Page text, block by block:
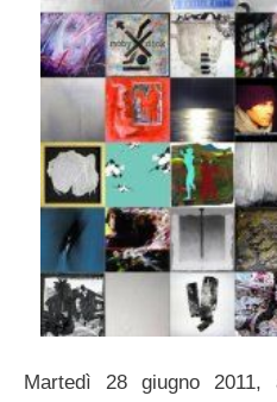
Martedì 28 giugno